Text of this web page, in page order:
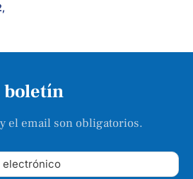
,
boletín
el email son obligatorios.